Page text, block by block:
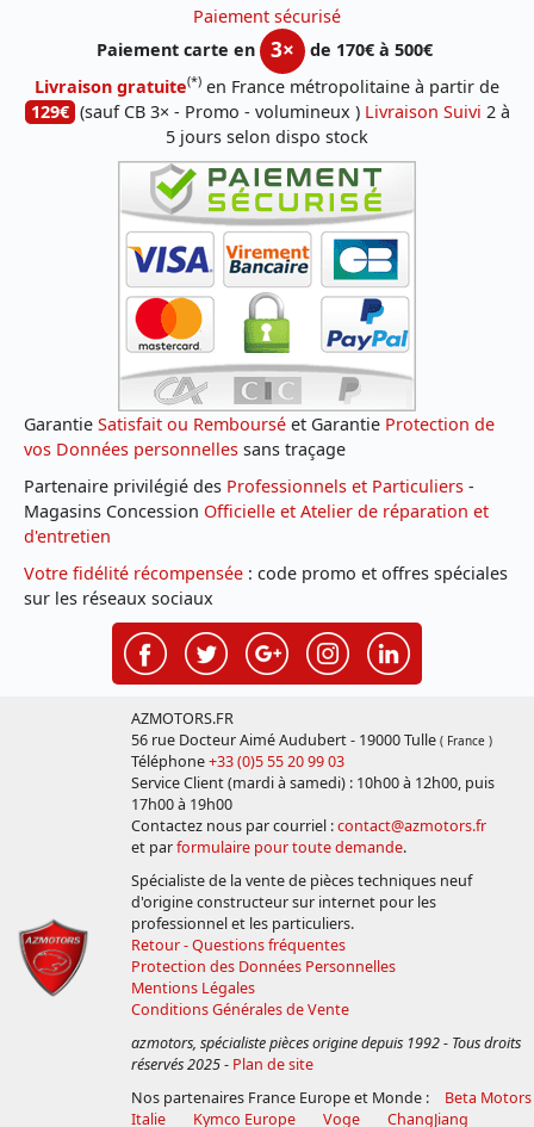
Paiement sécurisé
Paiement carte en
3×
de 170€ à 500€
Livraison gratuite(*) en France métropolitaine à partir de
129€ (sauf CB 3× - Promo - volumineux ) Livraison Suivi 2 à
5 jours selon dispo stock
Garantie Satisfait ou Remboursé et Garantie Protection de
vos Données personnelles sans traçage
Partenaire privilégié des Professionnels et Particuliers -
Magasins Concession Officielle et Atelier de réparation et
d'entretien
Votre fidélité récompensée : code promo et offres spéciales
sur les réseaux sociaux
AZMOTORS.FR
56 rue Docteur Aimé Audubert - 19000 Tulle ( France )
Téléphone+33 (0)5 55 20 99 03
Service Client (mardi à samedi) : 10h00 à 12h00, puis
17h00 à 19h00
Contactez nous par courriel :contact@azmotors.fr
et parformulaire pour toute demande.
Spécialiste de la vente de pièces techniques neuf
d'origine constructeur sur internet pour les
professionnel et les particuliers.
Retour - Questions fréquentes
Protection des Données Personnelles
Mentions Légales
Conditions Générales de Vente
azmotors, spécialiste pièces origine depuis 1992 - Tous droits
réservés 2025- Plan de site
Nos partenaires France Europe et Monde :
Beta Motors
Italie
Kymco Europe Voge ChangJiang